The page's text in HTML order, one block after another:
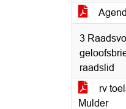
3
raadslid
rv
Mulder